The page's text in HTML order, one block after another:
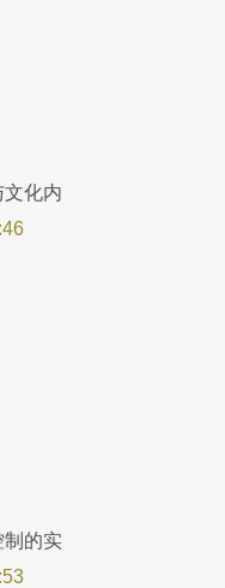
化内
制的实